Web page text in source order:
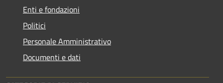
Enti e fondazioni
Politici
Personale Amministrativo
Documenti e dati